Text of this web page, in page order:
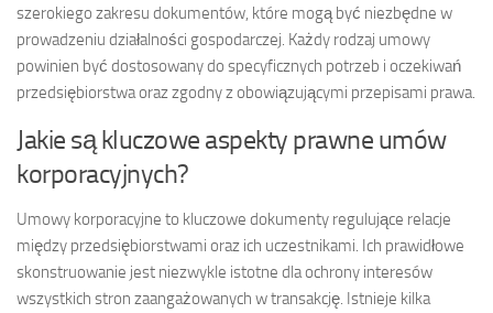
szerokiego zakresu dokumentów, które mogą być niezbędne w
prowadzeniu działalności gospodarczej. Każdy rodzaj umowy
powinien być dostosowany do specyficznych potrzeb i oczekiwań
przedsiębiorstwa oraz zgodny z obowiązującymi przepisami prawa.
Jakie są kluczowe aspekty prawne umów
korporacyjnych?
Umowy korporacyjne to kluczowe dokumenty regulujące relacje
między przedsiębiorstwami oraz ich uczestnikami. Ich prawidłowe
skonstruowanie jest niezwykle istotne dla ochrony interesów
wszystkich stron zaangażowanych w transakcję. Istnieje kilka